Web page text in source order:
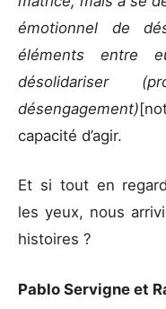
émotionnel de
éléments entre
désolidariser
désengagement)
capacité d’agir.
Et si tout en
les yeux, nous
histoires ?
Pablo Servigne et